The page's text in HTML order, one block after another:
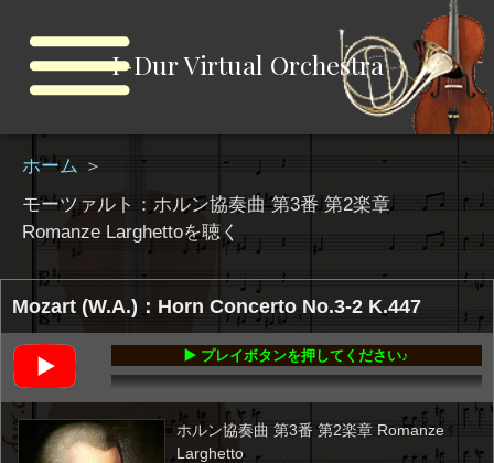
I-Dur Virtual Orchestra
ホーム ＞
モーツァルト：ホルン協奏曲 第3番 第2楽章
Romanze Larghettoを聴く
Mozart (W.A.)：Horn Concerto No.3-2 K.447
▶️ プレイボタンを押してください♪
ホルン協奏曲 第3番 第2楽章 Romanze
Larghetto